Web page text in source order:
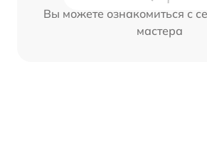
Вы можете ознакомиться с
мастера